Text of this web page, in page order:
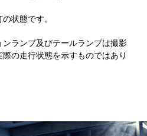
状態です。
ランプ及びテールランプは撮影
の走行状態を示すものではあり